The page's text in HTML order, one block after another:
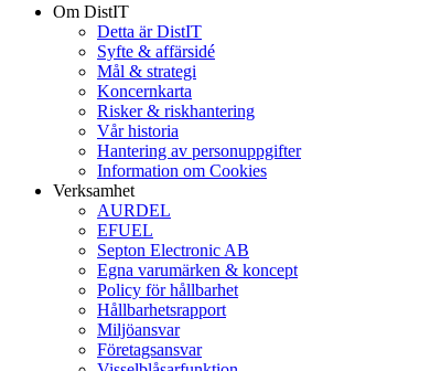
Om DistIT
Detta är DistIT
Syfte & affärsidé
Mål & strategi
Koncernkarta
Risker & riskhantering
Vår historia
Hantering av personuppgifter
Information om Cookies
Verksamhet
AURDEL
EFUEL
Septon Electronic AB
Egna varumärken & koncept
Policy för hållbarhet
Hållbarhetsrapport
Miljöansvar
Företagsansvar